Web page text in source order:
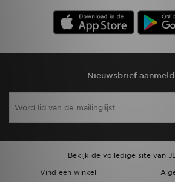
Nieuwsbrief
Bekijk de volledige site van
Vind een winkel